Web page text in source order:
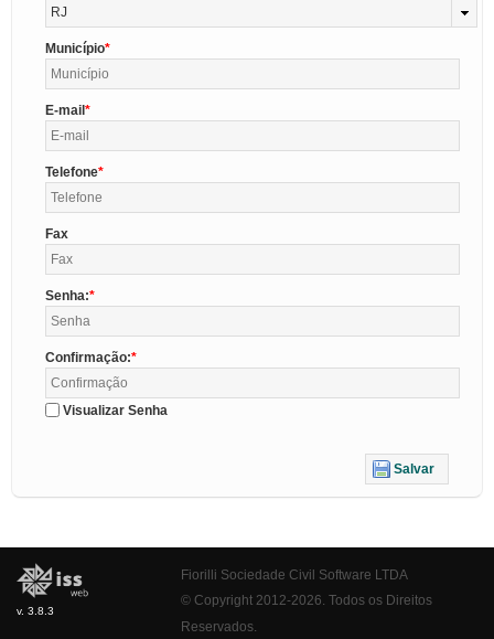
RJ
Município
E-mail
Telefone
Fax
Senha:
Confirmação:
Visualizar Senha
Salvar
v. 3.8.3
Fiorilli Sociedade Civil Software LTDA
© Copyright 2012-2026. Todos os Direitos
Reservados.